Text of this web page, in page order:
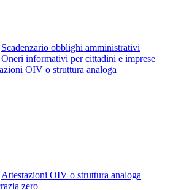
Scadenzario obblighi amministrativi
Oneri informativi per cittadini e imprese
OIV o struttura analoga
Attestazioni OIV o struttura analoga
zero